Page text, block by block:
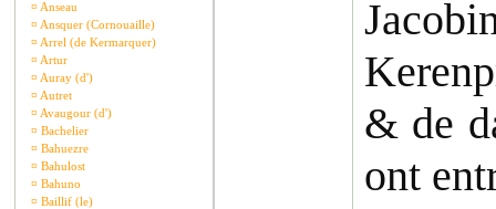
¤ Anseau
¤ Ansquer (Cornouaille)
¤ Arrel (de Kermarquer)
¤ Artur
¤ Auray (d')
¤ Autret
¤ Avaugour (d')
¤ Bachelier
¤ Bahuezre
¤ Bahulost
¤ Bahuno
¤ Baillif (le)
& de
ont